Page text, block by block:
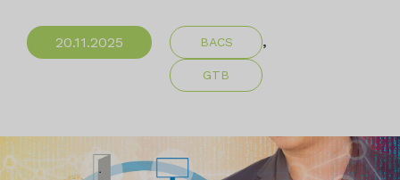
20.11.2025 BACS ,
GTB